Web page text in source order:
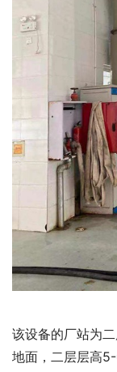
该设备的厂站为
地面，二层层高5-